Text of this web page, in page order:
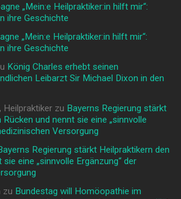
„Mein:e Heilpraktiker:in hilft mir“:
ihre Geschichte
„Mein:e Heilpraktiker:in hilft mir“:
ihre Geschichte
König Charles erhebt seinen
Leibarzt Sir Michael Dixon in den
Heilpraktikerzu Bayerns Regierung stärkt
und nennt sie eine „sinnvolle
Versorgung
Regierung stärkt Heilpraktikern den
eine „sinnvolle Ergänzung“ der
zu Bundestag will Homöopathie im